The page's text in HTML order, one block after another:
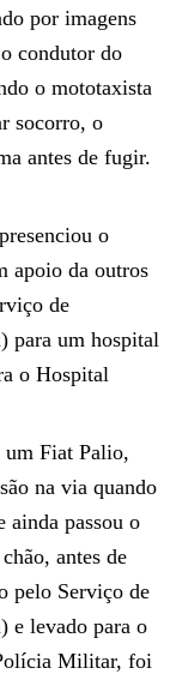
por imagens
condutor do
o mototaxista
socorro, o
antes de fugir.
o
apoio da outros
de
para um hospital
o Hospital
um Fiat Palio,
na via quando
passou o
antes de
pelo Serviço de
e levado para o
Militar, foi